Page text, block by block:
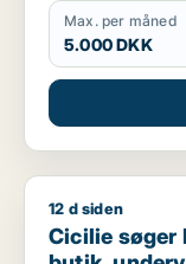
Max. per måned
5.000 DKK
Cicilie søger
12 d siden
Cicilie søger